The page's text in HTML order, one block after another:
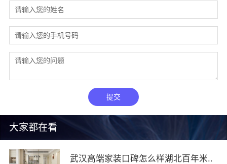
大家都在看
武汉高端家装口碑怎么样湖北百年米..
提交